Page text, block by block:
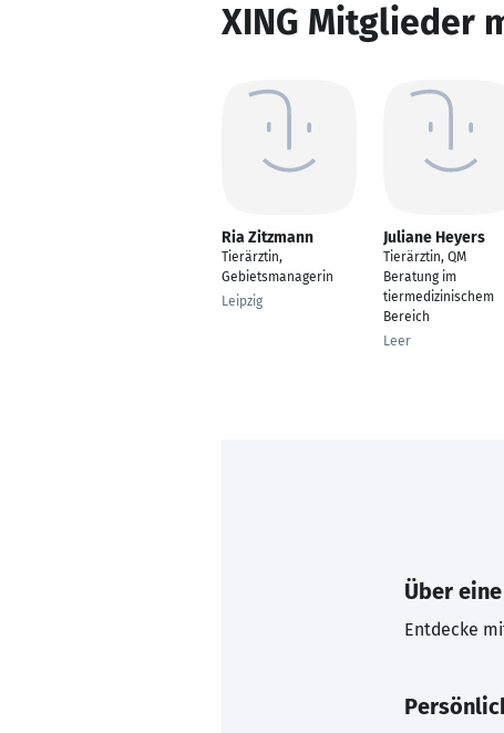
XING Mitglieder
Ria Zitzmann
Tierärztin,
Gebietsmanagerin
Leipzig
Juliane Heyers
Tierärztin, QM
Beratung im
tiermedizinischem
Bereich
Leer
Über
Entdecke